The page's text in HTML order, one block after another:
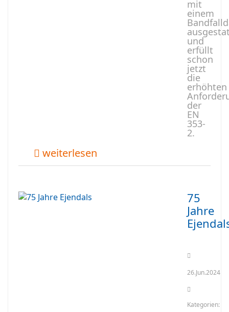
mit
einem
und
erfüllt
schon
jetzt
die
erhöhten
der
EN
353-
2.
weiterlesen
75
Jahre
26.Jun.2024
Kategorien: